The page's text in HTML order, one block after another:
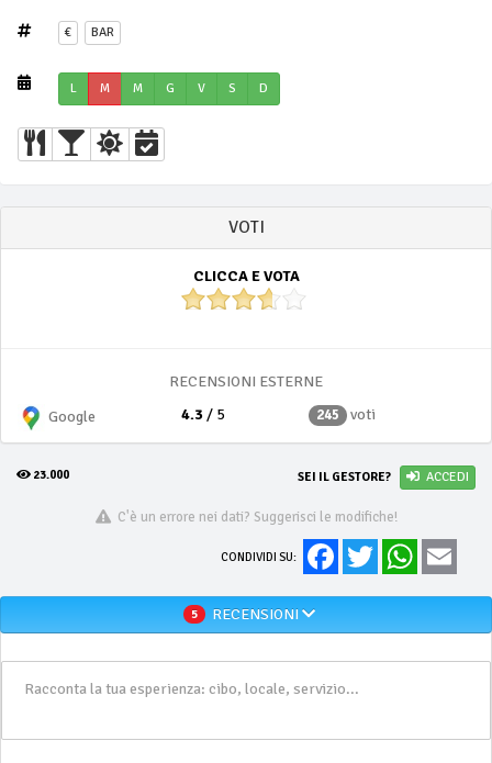
€ BAR
L M M G V S D
VOTI
CLICCA E VOTA
RECENSIONI ESTERNE
Google
4.3 / 5 245 voti
23.000 SEI IL GESTORE? ACCEDI
C'è un errore nei dati? Suggerisci le modifiche!
CONDIVIDI SU:
FacebookTwitter WhatsApp
5 RECENSIONI